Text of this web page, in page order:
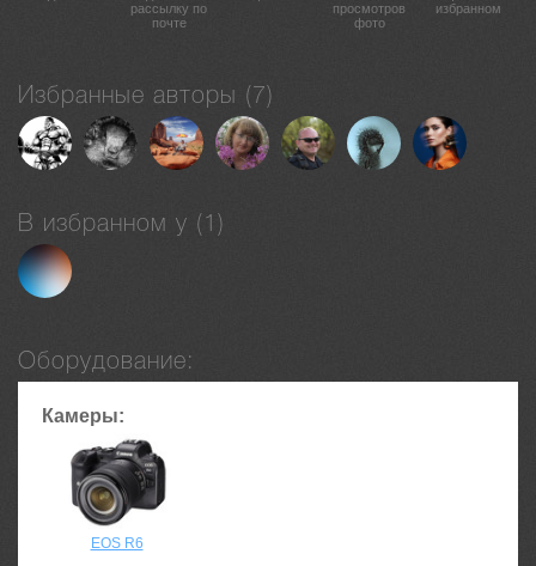
рассылку по
почте
просмотров
фото
избранном
Избранные авторы (7)
В избранном у (1)
Оборудование:
Камеры:
EOS R6